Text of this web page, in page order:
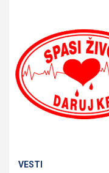
VESTI